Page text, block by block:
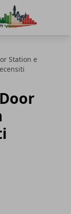
Station e